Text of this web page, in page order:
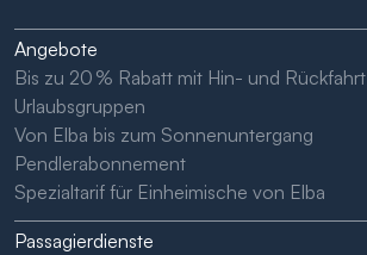
Angebote
Bis zu 20 % Rabatt mit Hin- und Rückfahrt
Urlaubsgruppen
Von Elba bis zum Sonnenuntergang
Pendlerabonnement
Spezialtarif für Einheimische von Elba
Passagierdienste